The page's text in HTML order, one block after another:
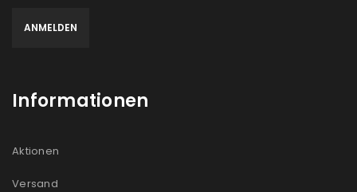
Informationen
Aktionen
Versand